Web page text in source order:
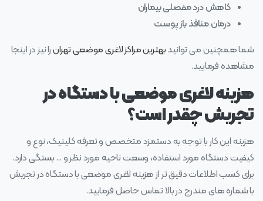
کاهش درد مفصلی بیماران
درمان منافذ باز پوست
شما همچنین می توانیدبهترین مراکز لاغری موضعی تهرانرا نیز در اینجا
مشاهده فرمایید.
هزینه لاغری موضعی با دستگاه در
تجریش چقدر است؟
هزینه این کار با توجه به دستمزد متخصص و تعرفه کلینیک، نوع و
کیفیت دستگاه مورد استفاده، وسعت ناحیه مورد نظر و … بستگی دارد.
برای کسب اطلاعات دقیق تر از هزینه لاغری موضعی با دستگاه در تجریش
با شماره های مندرج در بالا تماس حاصل فرمایید.